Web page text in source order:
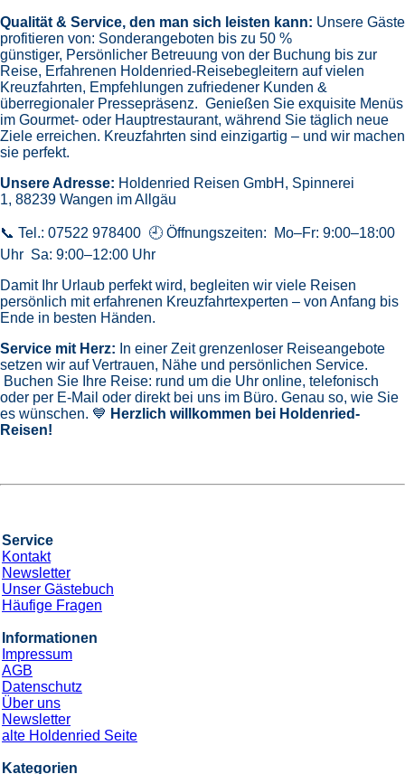
Qualität & Service, den man sich leisten kann: Unsere Gäste
profitieren von: Sonderangeboten bis zu 50 %
günstiger, Persönlicher Betreuung von der Buchung bis zur
Reise, Erfahrenen Holdenried-Reisebegleitern auf vielen
Kreuzfahrten, Empfehlungen zufriedener Kunden &
überregionaler Pressepräsenz. Genießen Sie exquisite Menüs
im Gourmet- oder Hauptrestaurant, während Sie täglich neue
Ziele erreichen. Kreuzfahrten sind einzigartig – und wir machen
sie perfekt.
Unsere Adresse: Holdenried Reisen GmbH, Spinnerei
1, 88239 Wangen im Allgäu
📞 Tel.: 07522 978400 🕘 Öffnungszeiten: Mo–Fr: 9:00–18:00
Uhr Sa: 9:00–12:00 Uhr
Damit Ihr Urlaub perfekt wird, begleiten wir viele Reisen
persönlich mit erfahrenen Kreuzfahrtexperten – von Anfang bis
Ende in besten Händen.
Service mit Herz: In einer Zeit grenzenloser Reiseangebote
setzen wir auf Vertrauen, Nähe und persönlichen Service.
Buchen Sie Ihre Reise: rund um die Uhr online, telefonisch
oder per E-Mail oder direkt bei uns im Büro. Genau so, wie Sie
es wünschen. 💙 Herzlich willkommen bei Holdenried-
Reisen!
Service
Kontakt
Newsletter
Unser Gästebuch
Häufige Fragen
Informationen
Impressum
AGB
Datenschutz
Über uns
Newsletter
alte Holdenried Seite
Kategorien